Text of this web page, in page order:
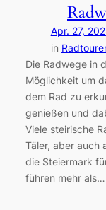
Apr. 27,
in
Die Radwege in
Möglichkeit um
dem Rad zu
genießen und
Viele steirische
Täler, aber auch
die Steiermark
führen mehr als…